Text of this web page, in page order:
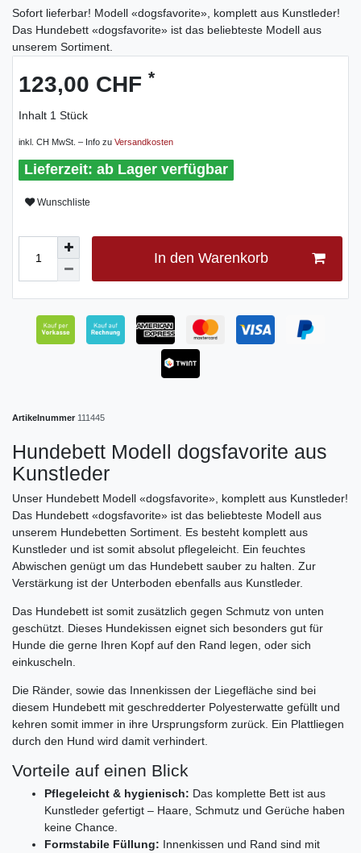
Sofort lieferbar! Modell «dogsfavorite», komplett aus Kunstleder!
Das Hundebett «dogsfavorite» ist das beliebteste Modell aus
unserem Sortiment.
123,00 CHF *
Inhalt 1 Stück
inkl. CH MwSt. – Info zu Versandkosten
ab Lager verfügbar
Wunschliste
In den Warenkorb
Artikelnummer 111445
Hundebett Modell dogsfavorite aus
Kunstleder
Unser Hundebett Modell «dogsfavorite», komplett aus Kunstleder!
Das Hundebett «dogsfavorite» ist das beliebteste Modell aus
unserem Hundebetten Sortiment. Es besteht komplett aus
Kunstleder und ist somit absolut pflegeleicht. Ein feuchtes
Abwischen genügt um das Hundebett sauber zu halten. Zur
Verstärkung ist der Unterboden ebenfalls aus Kunstleder.
Das Hundebett ist somit zusätzlich gegen Schmutz von unten
geschützt. Dieses Hundekissen eignet sich besonders gut für
Hunde die gerne Ihren Kopf auf den Rand legen, oder sich
einkuscheln.
Die Ränder, sowie das Innenkissen der Liegefläche sind bei
diesem Hundebett mit geschredderter Polyesterwatte gefüllt und
kehren somit immer in ihre Ursprungsform zurück. Ein Plattliegen
durch den Hund wird damit verhindert.
Vorteile auf einen Blick
Pflegeleicht & hygienisch: Das komplette Bett ist aus
Kunstleder gefertigt – Haare, Schmutz und Gerüche haben
keine Chance.
Formstabile Füllung: Innenkissen und Rand sind mit